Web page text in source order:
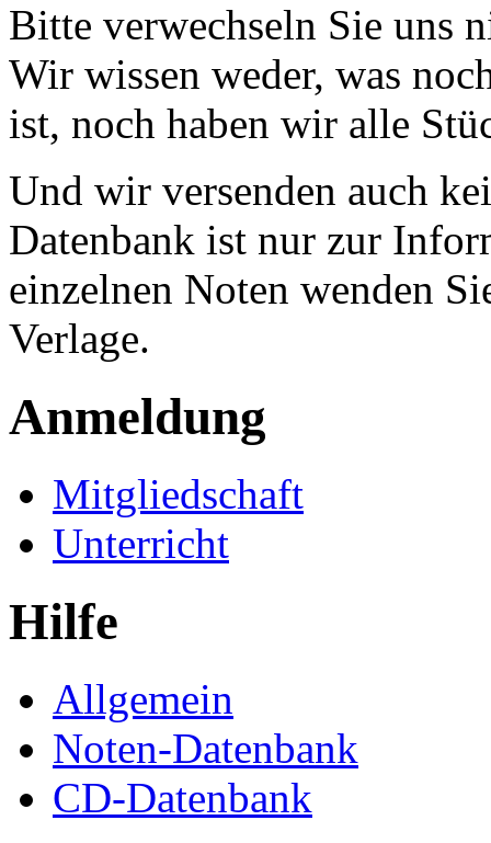
Bitte verwechseln Sie uns
Wir wissen weder, was
ist, noch haben wir alle
Und wir versenden auch
Datenbank ist nur zur
einzelnen Noten wenden
Verlage.
Anmeldung
Mitgliedschaft
Unterricht
Hilfe
Allgemein
Noten-Datenbank
CD-Datenbank